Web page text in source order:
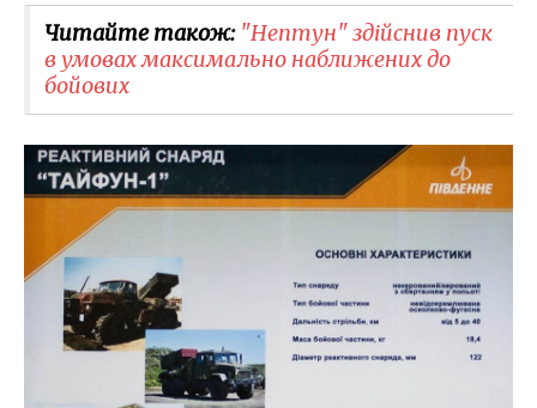
Читайте також: ​"Нептун" здійснив пуск
в умовах максимально наближених до
бойових